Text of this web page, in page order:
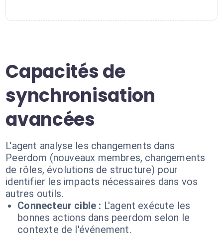
Capacités de
synchronisation
avancées
L'agent analyse les changements dans
Peerdom (nouveaux membres, changements
de rôles, évolutions de structure) pour
identifier les impacts nécessaires dans vos
autres outils.
Connecteur cible : L'agent exécute les
bonnes actions dans peerdom selon le
contexte de l'événement.